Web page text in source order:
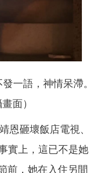
一語，神情呆滯。
面）
恩砸壞飯店電視、
實上，這已不是她
前，她在入住另間